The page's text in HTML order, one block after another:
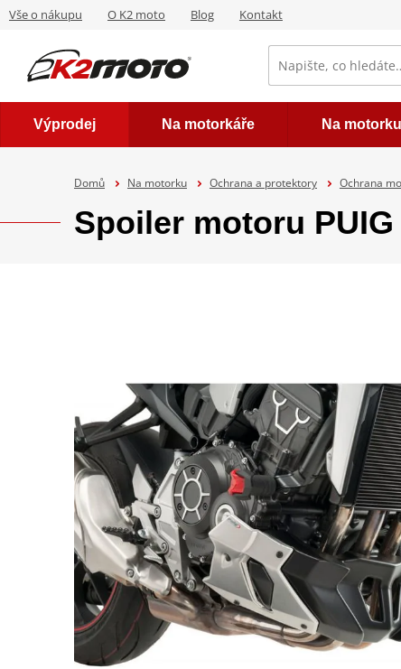
Vše o nákupu O K2 moto Blog Kontakt
Výprodej Na motorkáře Na motorku
Domů Na motorku Ochrana a protektory Ochrana
Spoiler motoru